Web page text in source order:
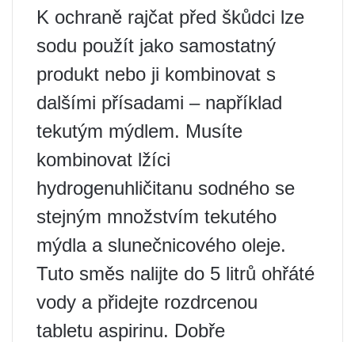
K ochraně rajčat před škůdci lze
sodu použít jako samostatný
produkt nebo ji kombinovat s
dalšími přísadami – například
tekutým mýdlem. Musíte
kombinovat lžíci
hydrogenuhličitanu sodného se
stejným množstvím tekutého
mýdla a slunečnicového oleje.
Tuto směs nalijte do 5 litrů ohřáté
vody a přidejte rozdrcenou
tabletu aspirinu. Dobře